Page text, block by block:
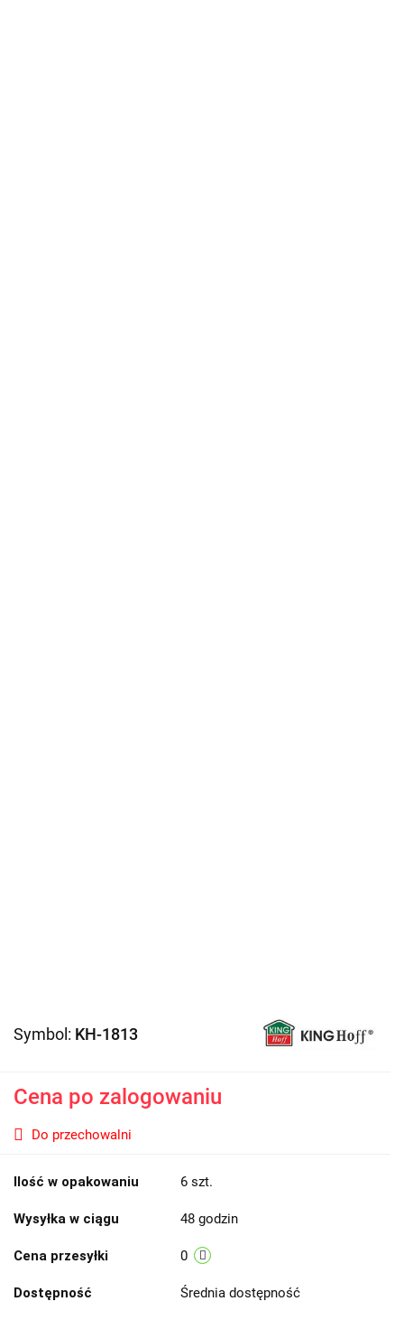
Symbol: KH-1813
Cena po zalogowaniu
Do przechowalni
Ilość w opakowaniu 6 szt.
Wysyłka w ciągu 48 godzin
Cena przesyłki 0
Dostępność Średnia dostępność